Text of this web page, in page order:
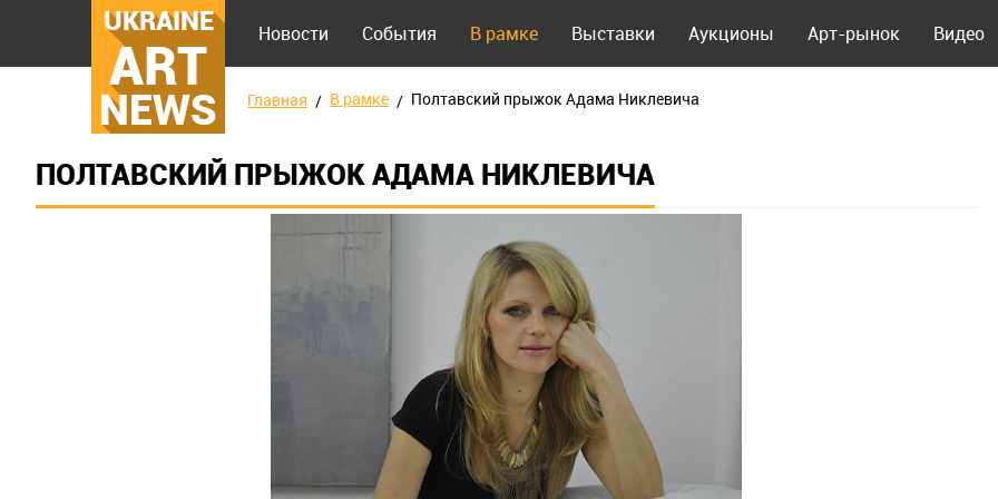
UKRAINE
ART
NEWS
Новости События В рамке Выставки Аукционы Арт-рынок Видео
Главная В рамке Полтавский прыжок Адама Никлевича
ПОЛТАВСКИЙ ПРЫЖОК АДАМА НИКЛЕВИЧА